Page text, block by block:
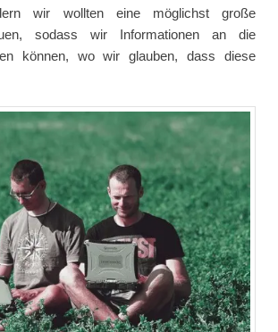
wir wollten eine möglichst große
sodass wir Informationen an die
können, wo wir glauben, dass diese